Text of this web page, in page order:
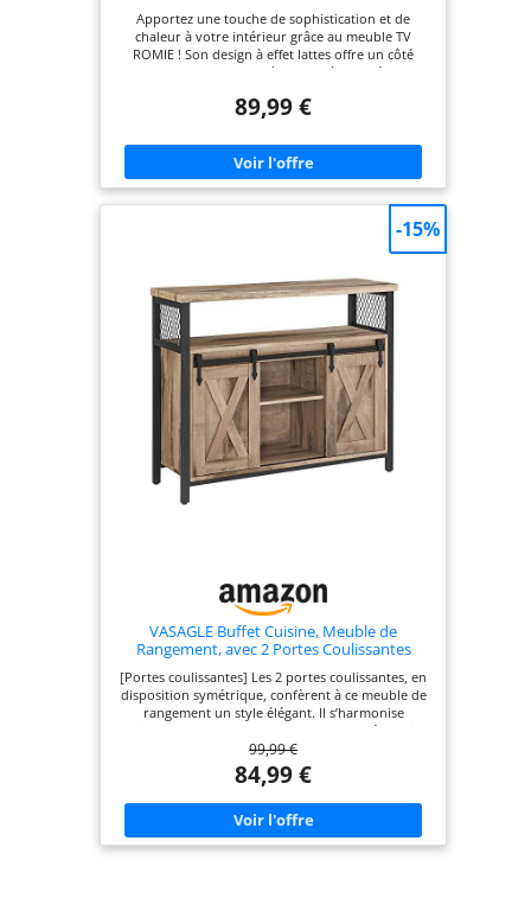
Apportez une touche de sophistication et de
chaleur à votre intérieur grâce au meuble TV
ROMIE ! Son design à effet lattes offre un côté
moderne et tendance à votre pièce Doté d'un
accueillir un écran plat jusqu'à 60 pouces. Pieds en
Dimensions globales : L 140 x l 40 x H 50 cm -
Dimensions placard coulissant : L 34,5 x l 34,5 x H
29 cm
89,99 €
VASAGLE Buffet Cuisine, Meuble de
Rangement, avec 2 Portes Coulissantes
[Portes coulissantes] Les 2 portes coulissantes, en
disposition symétrique, confèrent à ce meuble de
rangement un style élégant. Il s’harmonise
facilement dans de nombreux styles de décoration
d'intérieure [Rangement flexible] Ce buffet dispose
de 6 compartiments. Les 3 étagères sont réglables
en hauteur sur 3 niveaux (vous pouvez aussi les
enlever) pour des objets de différentes tailles. Le
dessus de 33 x 100 cm accueille vos affaires
[Robuste et stable] Fait en panneaux d’aggloméré
et en acier, cette commode est stable et robuste.
99,99 €
84,99 €
-15%